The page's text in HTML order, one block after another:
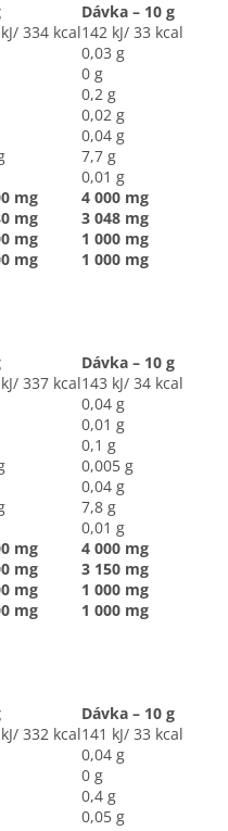
Dávka – 10 g
334 kcal142 kJ/ 33 kcal
0,03 g
0 g
0,2 g
0,02 g
0,04 g
7,7 g
0,01 g
mg
4 000 mg
mg
3 048 mg
mg
1 000 mg
mg
1 000 mg
Dávka – 10 g
337 kcal143 kJ/ 34 kcal
0,04 g
0,01 g
0,1 g
0,005 g
0,04 g
7,8 g
0,01 g
mg
4 000 mg
mg
3 150 mg
mg
1 000 mg
mg
1 000 mg
Dávka – 10 g
332 kcal141 kJ/ 33 kcal
0,04 g
0 g
0,4 g
0,05 g